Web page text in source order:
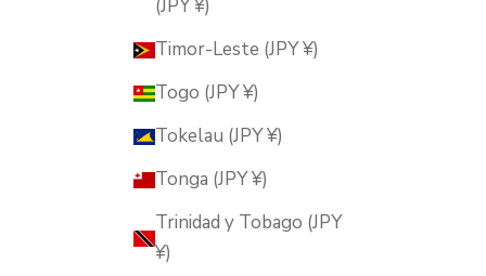
(JPY ¥)
Timor-Leste (JPY ¥)
Togo (JPY ¥)
Tokelau (JPY ¥)
Tonga (JPY ¥)
Trinidad y Tobago (JPY
¥)